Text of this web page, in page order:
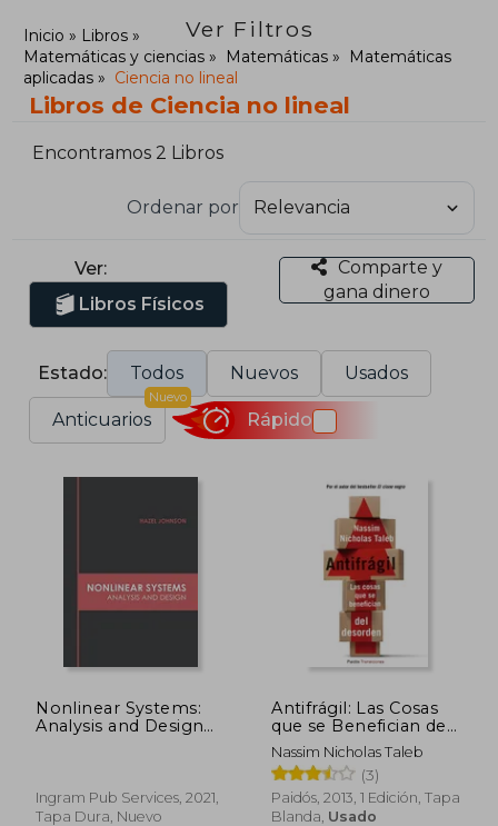
Ver Filtros
Inicio
Libros
Matemáticas y ciencias
Matemáticas
Matemáticas
aplicadas
Ciencia no lineal
Libros de Ciencia no lineal
Encontramos 2 Libros
Ordenar por
Ver:
Libros Físicos
Comparte y
gana dinero
Estado: Todos Nuevos Usados
Anticuarios
Nuevo
Rápido
Nonlinear Systems:
Analysis and Design
Ingram Pub Services, 2021,
Tapa Dura, Nuevo
Antifrágil: Las Cosas
que se Benefician del
Desorden
Nassim Nicholas Taleb
(3)
Paidós, 2013, 1 Edición, Tapa
Blanda, Usado